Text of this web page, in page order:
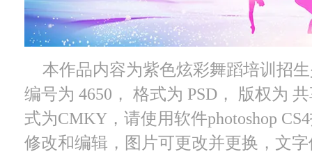
本作品内容为紫色炫彩舞蹈培训招
编号为 4650， 格式为 PSD， 版权为
式为CMKY，请使用软件photoshop
修改和编辑，图片可更改并更换，文